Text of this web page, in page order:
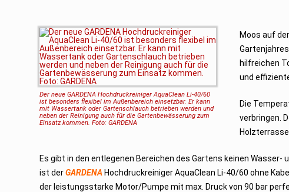
Der neue GARDENA Hochdruckreiniger AquaClean Li-40/60
ist besonders flexibelim Außenbereich einsetzbar. Er kann
mit Wassertank oder Gartenschlauchbetrieben werden und
neben der Reinigung auch für die Gartenbewässerung zum
Einsatz kommen. Foto: GARDENA
Moos auf
hilfreichen
und
Die
verbringen.
Es gibt in den entlegenen Bereichen des Gartens keinen
ist derGARDENAHochdruckreiniger AquaClean Li-40/60 ohne
der leistungsstarke Motor/Pumpe mit max. Druck von 90 bar